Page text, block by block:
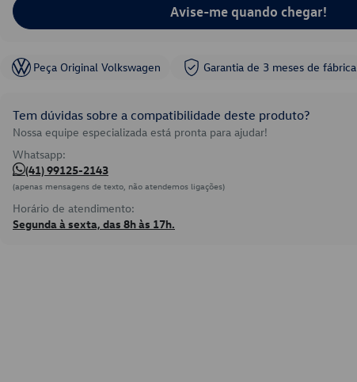
Avise-me quando chegar!
Peça Original Volkswagen Garantia de 3 meses de fábrica
Tem dúvidas sobre a compatibilidade deste produto?
Nossa equipe especializada está pronta para ajudar!
Whatsapp:
(41) 99125-2143
(apenas mensagens de texto, não atendemos ligações)
Horário de atendimento:
Segunda à sexta, das 8h às 17h.